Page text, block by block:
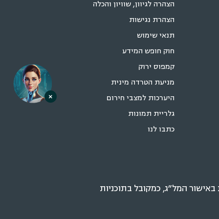
הצהרה לגיוון, שוויון והכלה
הצהרת נגישות
תנאי שימוש
חוק חופש המידע
קמפוס ירוק
מניעת הטרדה מינית
היערכות למצבי חירום
גלריית תמונות
כתבו לנו
המל״ג, כמקובל בתוכניות
×